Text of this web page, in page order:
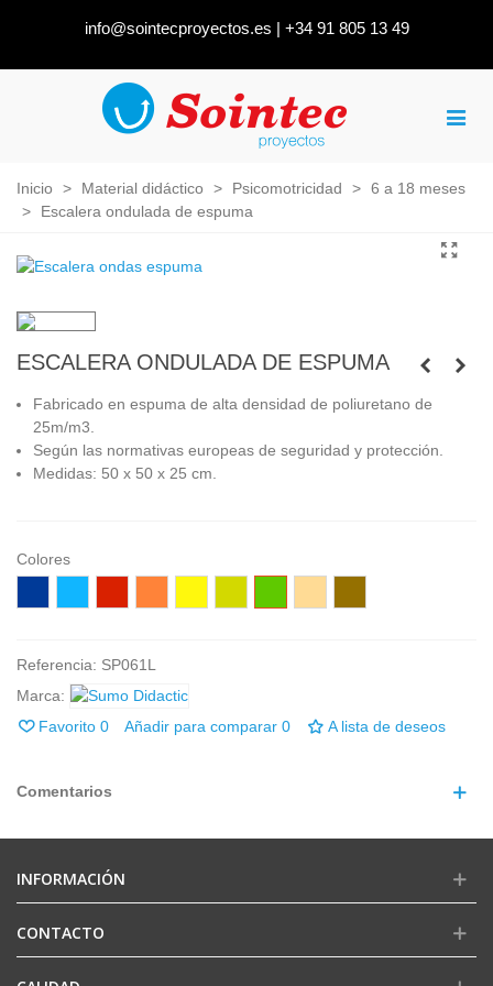
info@sointecproyectos.es | +34 91 805 13 49
Inicio > Material didáctico > Psicomotricidad > 6 a 18 meses
>
Escalera ondulada de espuma
ESCALERA ONDULADA DE ESPUMA
Fabricado en espuma de alta densidad de poliuretano de
25m/m3.
Según las normativas europeas de seguridad y protección.
Medidas: 50 x 50 x 25 cm.
Colores
Referencia: SP061L
Marca:
Favorito 0 Añadir para comparar 0 A lista de deseos
Comentarios
INFORMACIÓN
CONTACTO